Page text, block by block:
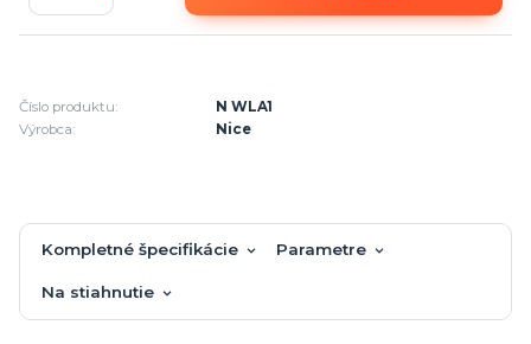
Číslo produktu:
N WLA1
Výrobca:
Nice
Kompletné špecifikácie Parametre
Na stiahnutie